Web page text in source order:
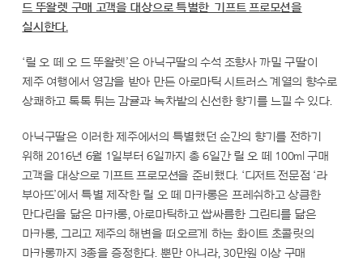
드 뚜왈렛 구매 고객을 대상으로 특별한 기프트 프로모션을
실시한다.
‘릴 오 떼 오 드 뚜왈렛’은 아닉구딸의 수석 조향사 까밀 구딸이
제주 여행에서 영감을 받아 만든 아로마틱 시트러스 계열의 향수로
상쾌하고 톡톡 튀는 감귤과 녹차밭의 신선한 향기를 느낄 수 있다.
아닉구딸은 이러한 제주에서의 특별했던 순간의 향기를 전하기
위해 2016년 6월 1일부터 6일까지 총 6일간 릴 오 떼 100ml 구매
고객을 대상으로 기프트 프로모션을 준비했다. ‘디저트 전문점 ‘라
부아뜨’에서 특별 제작한 릴 오 떼 마카롱은 프레쉬하고 상큼한
만다린을 닮은 마카롱, 아로마틱하고 쌉싸름한 그린티를 닮은
마카롱, 그리고 제주의 해변을 떠오르게 하는 화이트 초콜릿의
마카롱까지 3종을 증정한다. 뿐만 아니라, 30만원 이상 구매